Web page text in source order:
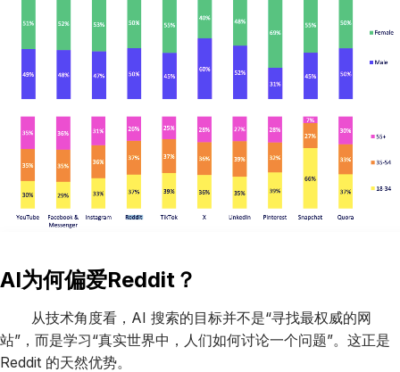
AI为何偏爱Reddit？
从技术角度看，AI 搜索的目标并不是“寻找最权威的网
站”，而是学习“真实世界中，人们如何讨论一个问题”。这正是
Reddit 的天然优势。